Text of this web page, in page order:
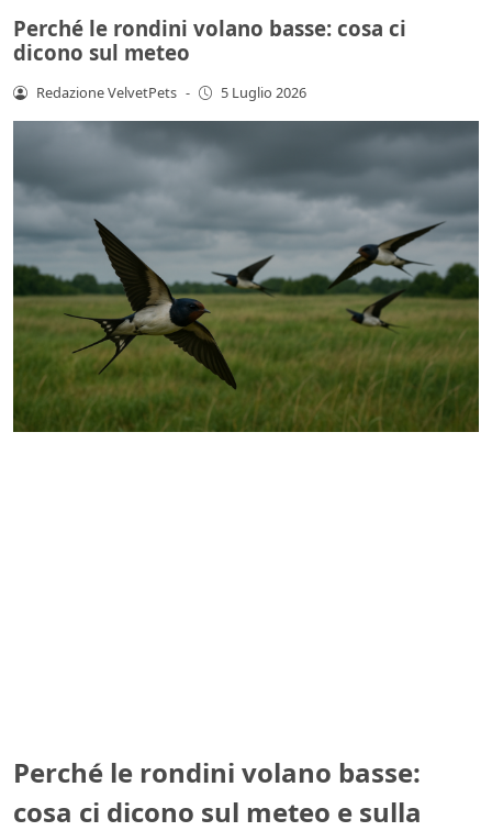
Perché le rondini volano basse: cosa ci
dicono sul meteo
Redazione VelvetPets - 5 Luglio 2026
Perché le rondini volano basse:
cosa ci dicono sul meteo e sulla